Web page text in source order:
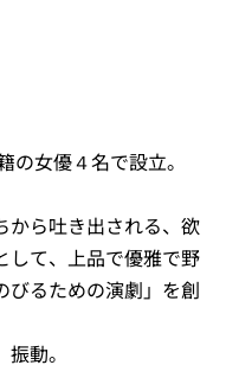
女優４名で設立。
から吐き出される、欲
して、上品で優雅で野
びるための演劇」を創
動。